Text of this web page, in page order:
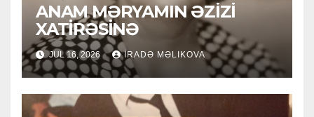
ANAM MƏRYAMIN ƏZİZİ
XATİRƏSİNƏ
JUL 16, 2026 İRADƏ MƏLIKOVA